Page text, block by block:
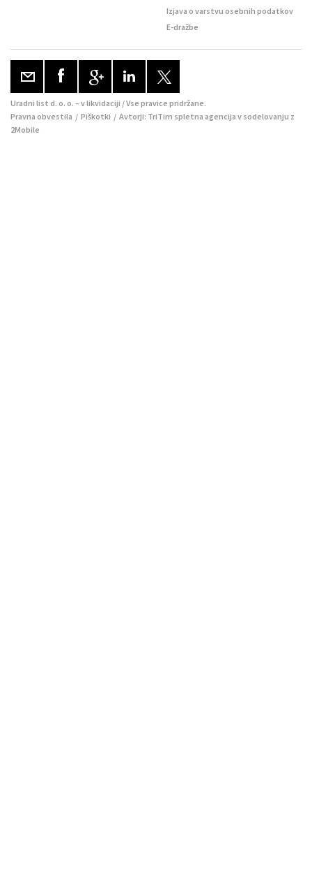
Izjava o varstvu osebnih podatkov
E-dražbe
Uradni list d. o. o. – v likvidaciji / Vse pravice pridržane.
Pravna obvestila / Piškotki / Avtorji: TriTim spletna agencija v sodelovanju z
2Mobile